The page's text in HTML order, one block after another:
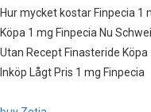
Hur mycket kostar Finpecia 1
Köpa 1 mg Finpecia Nu
Utan Recept Finasteride Köpa
Inköp Lågt Pris 1 mg Finpecia